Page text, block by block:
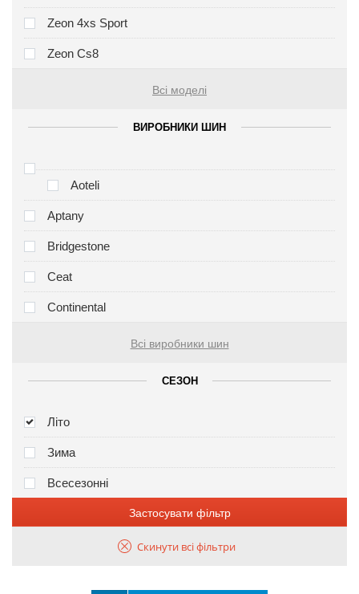
Zeon 4xs Sport
Zeon Cs8
Всі моделі
ВИРОБНИКИ ШИН
Aoteli
Aptany
Bridgestone
Ceat
Continental
Всі виробники шин
СЕЗОН
Літо
Зима
Всесезонні
Застосувати фільтр
Скинути всі фільтри